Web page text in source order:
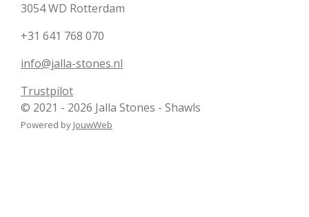
3054 WD Rotterdam
+31 641 768 070
info@jalla-stones.nl
Trustpilot
© 2021 - 2026 Jalla Stones - Shawls
Powered by JouwWeb